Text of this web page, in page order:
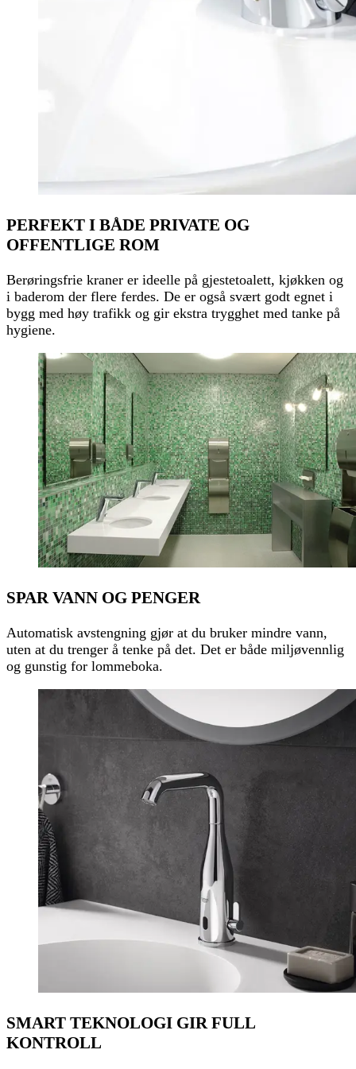
PERFEKT I BÅDE PRIVATE OG
OFFENTLIGE ROM
Berøringsfrie kraner er ideelle på gjestetoalett, kjøkken og
i baderom der flere ferdes. De er også svært godt egnet i
bygg med høy trafikk og gir ekstra trygghet med tanke på
hygiene.
SPAR VANN OG PENGER
Automatisk avstengning gjør at du bruker mindre vann,
uten at du trenger å tenke på det. Det er både miljøvennlig
og gunstig for lommeboka.
SMART TEKNOLOGI GIR FULL
KONTROLL